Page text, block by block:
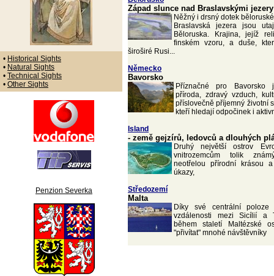
• Historical Sights
• Natural Sights
• Technical Sights
• Other Sights
Penzion Severka
Západ slunce nad Braslavskými jezery
Něžný i drsný dotek
Braslavská jezera jsou
Běloruska. Krajina, jejíž
finském vzoru, a duše,
široširé Rusi...
Německo
Bavorsko
Příznačné pro Bavorsko
příroda, zdravý vzduch,
příslovečně příjemný životní
kteří hledají odpočinek i
Island
- země gejzírů, ledovců a dlouhých
Druhý největší ostrov
vnitrozemcům tolik
neotřelou přírodní krásou
úkazy,
Středozemí
Malta
Díky své centrální
vzdálenosti mezi Sicílií a
během staletí Maltézské
"přivítat" mnohé návštěvníky